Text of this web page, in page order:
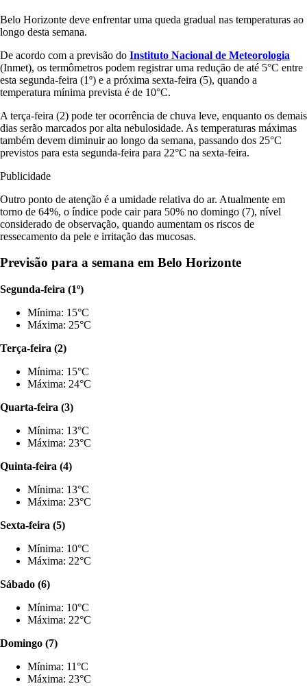
Belo Horizonte deve enfrentar uma queda gradual nas temperaturas ao
longo desta semana.
De acordo com a previsão do Instituto Nacional de Meteorologia
(Inmet), os termômetros podem registrar uma redução de até 5°C entre
esta segunda-feira (1º) e a próxima sexta-feira (5), quando a
temperatura mínima prevista é de 10°C.
A terça-feira (2) pode ter ocorrência de chuva leve, enquanto os demais
dias serão marcados por alta nebulosidade. As temperaturas máximas
também devem diminuir ao longo da semana, passando dos 25°C
previstos para esta segunda-feira para 22°C na sexta-feira.
Publicidade
Outro ponto de atenção é a umidade relativa do ar. Atualmente em
torno de 64%, o índice pode cair para 50% no domingo (7), nível
considerado de observação, quando aumentam os riscos de
ressecamento da pele e irritação das mucosas.
Previsão para a semana em Belo Horizonte
Segunda-feira (1º)
Mínima: 15°C
Máxima: 25°C
Terça-feira (2)
Mínima: 15°C
Máxima: 24°C
Quarta-feira (3)
Mínima: 13°C
Máxima: 23°C
Quinta-feira (4)
Mínima: 13°C
Máxima: 23°C
Sexta-feira (5)
Mínima: 10°C
Máxima: 22°C
Sábado (6)
Mínima: 10°C
Máxima: 22°C
Domingo (7)
Mínima: 11°C
Máxima: 23°C